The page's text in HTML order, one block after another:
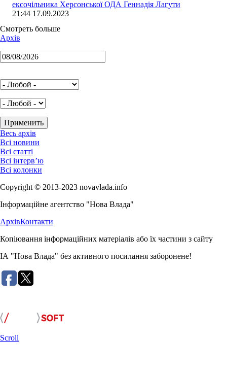
ексочільника Херсонської ОДА Геннадія Лагути
21:44 17.09.2023
Смотреть больше
Архів
Весь архів
Всі новини
Всі статті
Всі інтерв’ю
Всі колонки
Copyright © 2013-2023 novavlada.info
Інформаційне агентство "Нова Влада"
АрхівКонтакти
Копіювання інформаційних матеріалів або їх частини з сайту
ІА "Нова Влада" без активного посилання заборонене!
Scroll